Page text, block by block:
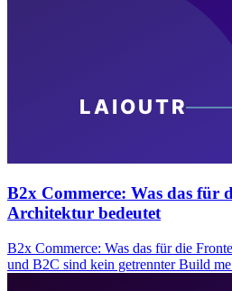
B2x Commerce: Was das für
Architektur bedeutet
B2x Commerce: Was das für die
und B2C sind kein getrennter Build